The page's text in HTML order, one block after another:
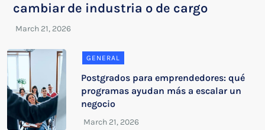
cambiar de industria o de cargo
GENERAL
Postgrados para emprendedores: qué
programas ayudan más a escalar un
negocio